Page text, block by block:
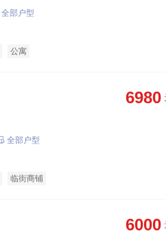
全部户型
公寓
6980
全部户型
临街商铺
6000